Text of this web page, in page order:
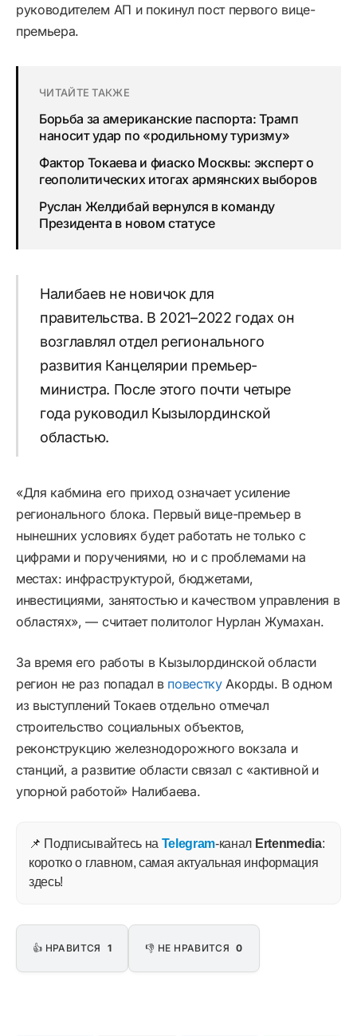
руководителем АП и покинул пост первого вице-
премьера.
ЧИТАЙТЕ ТАКЖЕ
Борьба за американские паспорта: Трамп
наносит удар по «родильному туризму»
Фактор Токаева и фиаско Москвы: эксперт о
геополитических итогах армянских выборов
Руслан Желдибай вернулся в команду
Президента в новом статусе
Налибаев не новичок для
правительства. В 2021–2022 годах он
возглавлял отдел регионального
развития Канцелярии премьер-
министра. После этого почти четыре
года руководил Кызылординской
областью.
«Для кабмина его приход означает усиление
регионального блока. Первый вице-премьер в
нынешних условиях будет работать не только с
цифрами и поручениями, но и с проблемами на
местах: инфраструктурой, бюджетами,
инвестициями, занятостью и качеством управления в
областях», — считает политолог Нурлан Жумахан.
За время его работы в Кызылординской области
регион не раз попадал в повесткуАкорды. В одном
из выступлений Токаев отдельно отмечал
строительство социальных объектов,
реконструкцию железнодорожного вокзала и
станций, а развитие области связал с «активной и
упорной работой» Налибаева.
📌 Подписывайтесь на Telegram-канал Ertenmedia:
коротко о главном, самая актуальная информация
здесь!
👍 НРАВИТСЯ 1 👎 НЕ НРАВИТСЯ 0